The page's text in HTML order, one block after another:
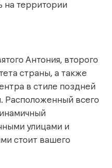
на территории
Антония, второго
страны, а также
в стиле поздней
Расположенный всего
улицами и
стоит вашего